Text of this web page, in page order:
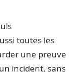
toutes les
une preuve
incident, sans